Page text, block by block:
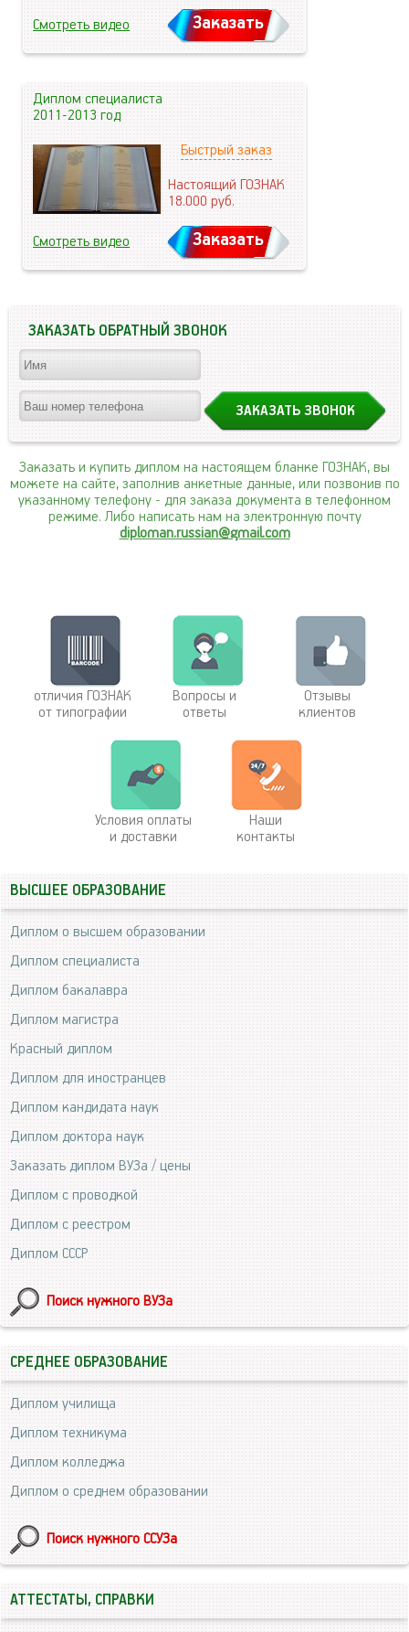
Смотреть видео Заказать
Диплом специалиста
2011-2013 год
Быстрый заказ
Настоящий ГОЗНАК
18.000руб.
Смотреть видео Заказать
ЗАКАЗАТЬ ОБРАТНЫЙ ЗВОНОК
Заказать и купить диплом на настоящем бланке ГОЗНАК, вы
можете на сайте, заполнив анкетные данные, или позвонив по
указанному телефону - для заказа документа в телефонном
режиме. Либо написать нам на электронную почту
diploman.russian@gmail.com
отличия ГОЗНАК
от типографии
Вопросы и
ответы
Отзывы
клиентов
Условия оплаты
и доставки
Наши
контакты
ВЫСШЕЕ ОБРАЗОВАНИЕ
Диплом о высшем образовании
Диплом специалиста
Диплом бакалавра
Диплом магистра
Красный диплом
Диплом для иностранцев
Диплом кандидата наук
Диплом доктора наук
Заказать диплом ВУЗа / цены
Диплом с проводкой
Диплом с реестром
Диплом СССР
Поиск нужного ВУЗа
СРЕДНЕЕ ОБРАЗОВАНИЕ
Диплом училища
Диплом техникума
Диплом колледжа
Диплом о среднем образовании
Поиск нужного ССУЗа
АТТЕСТАТЫ, СПРАВКИ